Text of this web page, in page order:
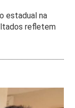
estadual na
refletem